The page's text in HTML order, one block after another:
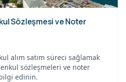
Sözleşmesi ve Noter
alım satım süreci sağlamak
sözleşmeleri ve noter
edinin.